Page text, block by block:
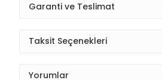
Garanti ve Teslimat
Taksit Seçenekleri
Yorumlar